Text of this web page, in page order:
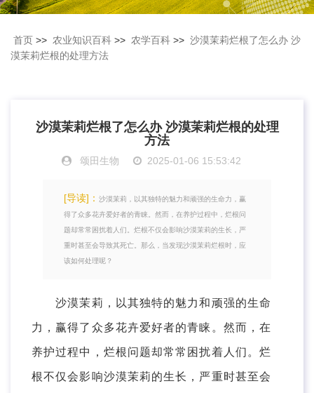
首页 >> 农业知识百科 >> 农学百科 >> 沙漠茉莉烂根了怎么办 沙
漠茉莉烂根的处理方法
沙漠茉莉烂根了怎么办 沙漠茉莉烂根的处理
方法
颂田生物 2025-01-06 15:53:42
[导读]： 沙漠茉莉，以其独特的魅力和顽强的生命力，赢
得了众多花卉爱好者的青睐。然而，在养护过程中，烂根问
题却常常困扰着人们。烂根不仅会影响沙漠茉莉的生长，严
重时甚至会导致其死亡。那么，当发现沙漠茉莉烂根时，应
该如何处理呢？
沙漠茉莉，以其独特的魅力和顽强的生命
力，赢得了众多花卉爱好者的青睐。然而，在
养护过程中，烂根问题却常常困扰着人们。烂
根不仅会影响沙漠茉莉的生长，严重时甚至会